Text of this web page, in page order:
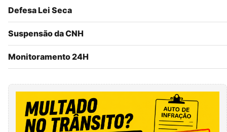
Defesa Lei Seca
Suspensão da CNH
Monitoramento 24H